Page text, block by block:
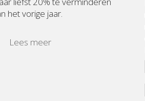
het vorige jaar.
Lees meer